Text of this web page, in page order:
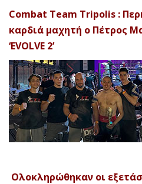
Combat Team Tripolis :
καρδιά μαχητή ο Πέτρος
‘EVOLVE 2’
Ολοκληρώθηκαν οι